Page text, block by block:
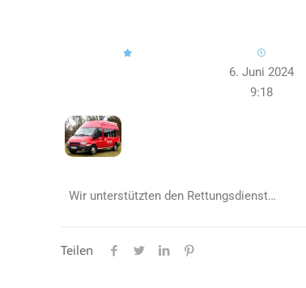
6. Juni 2024
9:18
Wir unterstützten den Rettungsdienst…
Teilen